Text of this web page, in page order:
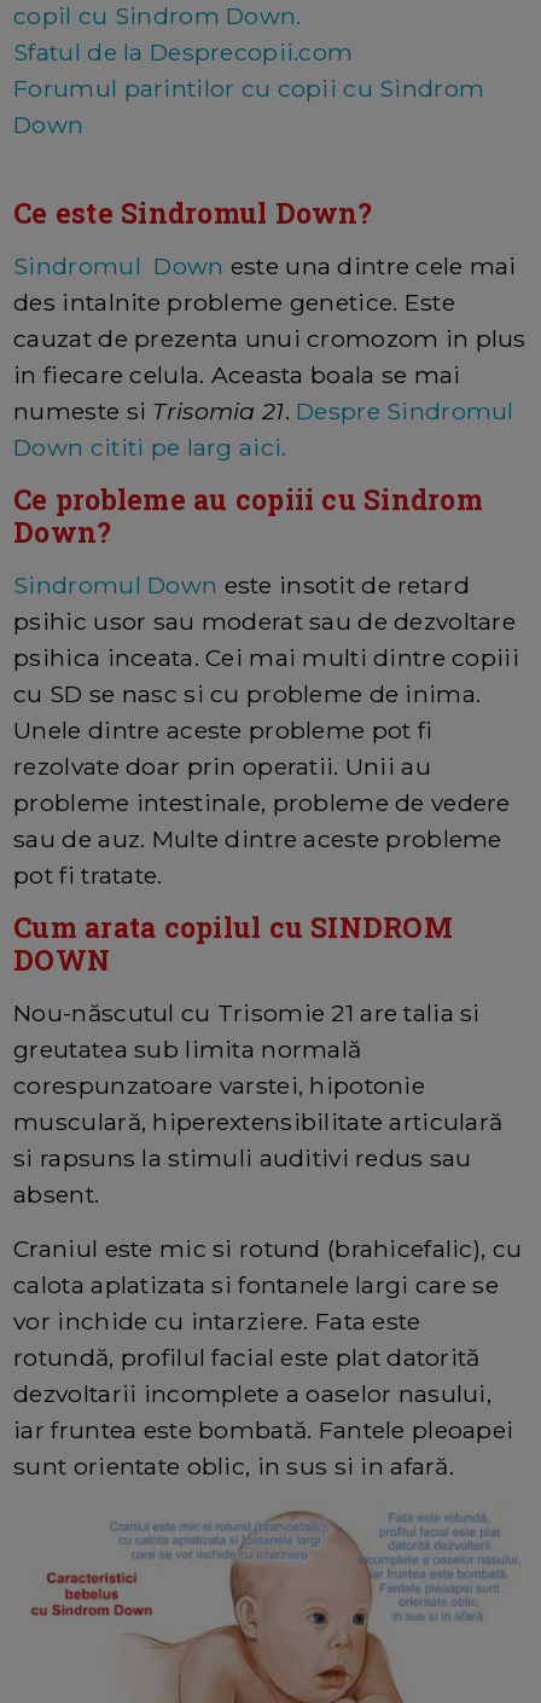
copil cu Sindrom Down.
Sfatul de la Desprecopii.com
Forumul parintilor cu copii cu Sindrom
Down
Ce este Sindromul Down?
Sindromul Down este una dintre cele mai
des intalnite probleme genetice. Este
cauzat de prezenta unui cromozom in plus
in fiecare celula. Aceasta boala se mai
numeste si Trisomia 21. Despre Sindromul
Down cititi pe larg aici.
Ce probleme au copiii cu Sindrom
Down?
Sindromul Down este insotit de retard
psihic usor sau moderat sau de dezvoltare
psihica inceata. Cei mai multi dintre copiii
cu SD se nasc si cu probleme de inima.
Unele dintre aceste probleme pot fi
rezolvate doar prin operatii. Unii au
probleme intestinale, probleme de vedere
sau de auz. Multe dintre aceste probleme
pot fi tratate.
Cum arata copilul cu SINDROM
DOWN
Nou-născutul cu Trisomie 21 are talia si
greutatea sub limita normală
corespunzatoare varstei, hipotonie
musculară, hiperextensibilitate articulară
si rapsuns la stimuli auditivi redus sau
absent.
Craniul este mic si rotund (brahicefalic), cu
calota aplatizata si fontanele largi care se
vor inchide cu intarziere. Fata este
rotundă, profilul facial este plat datorită
dezvoltarii incomplete a oaselor nasului,
iar fruntea este bombată. Fantele pleoapei
sunt orientate oblic, in sus si in afară.